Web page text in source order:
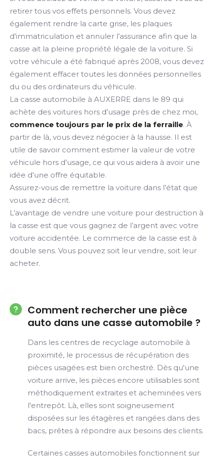
retirer tous vos effets personnels. Vous devez
également rendre la carte grise, les plaques
d’immatriculation et annuler l’assurance afin que la
casse ait la pleine propriété légale de la voiture. Si
votre véhicule a été fabriqué après 2008, vous devez
également effacer toutes les données personnelles
du ou des ordinateurs du véhicule.
La casse automobile à AUXERRE dans le 89 qui
achète des voitures hors d’usage près de chez moi,
commence toujours par le prix de la ferraille. À
partir de là, vous devez négocier à la hausse. Il est
utile de savoir comment estimer la valeur de votre
véhicule hors d’usage, ce qui vous aidera à avoir une
idée d’une offre équitable.
Assurez-vous de remettre la voiture dans l’état que
vous avez décrit.
L’avantage de vendre une voiture pour destruction à
la casse est que vous gagnez de l’argent avec votre
voiture accidentée. Le commerce de la casse est à
double sens. Vous pouvez soit leur vendre, soit leur
acheter.
Comment rechercher une pièce
auto dans une casse automobile ?
Dans les centres de recyclage automobile à
proximité, le processus de récupération des
pièces usagées est bien orchestré. Dès qu'une
voiture arrive, les pièces encore utilisables sont
méthodiquement extraites et acheminées vers
l'entrepôt. Là, elles sont soigneusement
disposées sur les étagères et rangées dans des
bacs, prêtes à répondre aux besoins des clients.
Certaines casses automobiles fonctionnent sur